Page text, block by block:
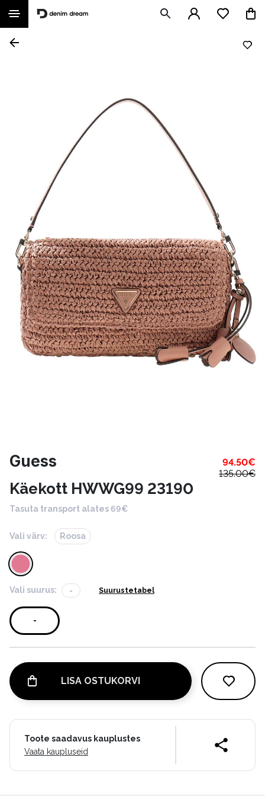
Guess 94.50€
135.00€
Käekott HWWG99 23190
Tasuta transport alates 69€
Vali värv: Roosa
Vali suurus: - Suurustetabel
-
LISA OSTUKORVI
Toote saadavus kauplustes
Vaata kaupluseid